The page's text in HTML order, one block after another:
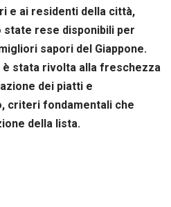
e ai residenti della città,
rese disponibili per
sapori del Giappone.
è stata rivolta alla freschezza
dei piatti e
criteri fondamentali che
della lista.